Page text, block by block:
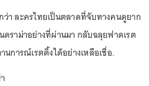
า ละครไทยเป็นตลาดที่จับทางคนดูยาก
ดราม่าอย่างที่ผ่านมา กลับฉลุยฟาดเรต
นการณ์เรตติ้งได้อย่างเหลือเชื่อ.